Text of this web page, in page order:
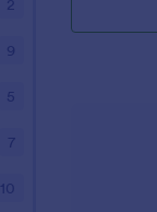
2
9
5
7
10